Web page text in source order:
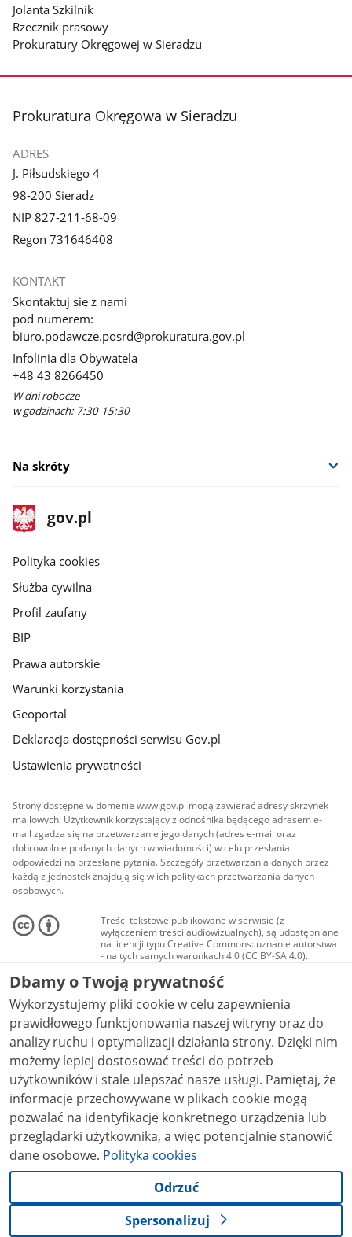
Jolanta Szkilnik
Rzecznik prasowy
Prokuratury Okręgowej w Sieradzu
stopka
Prokuratura Okręgowa w Sieradzu
ADRES
J. Piłsudskiego 4
98-200 Sieradz
NIP 827-211-68-09
Regon 731646408
KONTAKT
Skontaktuj się z nami
pod numerem:
biuro.podawcze.posrd@prokuratura.gov.pl
Infolinia dla Obywatela
+48 43 8266450
W dni robocze
w godzinach: 7:30-15:30
Na skróty
stopka
gov.pl
Strona
gov.pl
gov.pl
Polityka cookies
Służba cywilna
Profil zaufany
BIP
Prawa autorskie
Warunki korzystania
Geoportal
Deklaracja dostępności serwisu Gov.pl
Ustawienia prywatności
Strony dostępne w domenie www.gov.pl mogą zawierać adresy skrzynek
mailowych. Użytkownik korzystający z odnośnika będącego adresem e-
mail zgadza się na przetwarzanie jego danych (adres e-mail oraz
dobrowolnie podanych danych w wiadomości) w celu przesłania
odpowiedzi na przesłane pytania. Szczegóły przetwarzania danych przez
każdą z jednostek znajdują się w ich politykach przetwarzania danych
osobowych.
Treści tekstowe publikowane w serwisie (z
wyłączeniem treści audiowizualnych), są udostępniane
na licencji typu Creative Commons: uznanie autorstwa
- na tych samych warunkach 4.0 (CC BY-SA 4.0).
Materiały audiowizualne, w tym zdjęcia, materiały
audio i wideo, są udostępniane na licencji typu
Creative Commons: uznanie autorstwa użycie
niekomercyjne - bez utworów zależnych 4.0 (CC BY-
NC-ND 4.0), o ile nie jest to stwierdzone inaczej.
Dbamy o Twoją prywatność
Wykorzystujemy pliki cookie w celu zapewnienia
prawidłowego funkcjonowania naszej witryny oraz do
analizy ruchu i optymalizacji działania strony. Dzięki nim
możemy lepiej dostosować treści do potrzeb
użytkowników i stale ulepszać nasze usługi. Pamiętaj, że
informacje przechowywane w plikach cookie mogą
pozwalać na identyfikację konkretnego urządzenia lub
przeglądarki użytkownika, a więc potencjalnie stanowić
dane osobowe. Polityka cookies
Odrzuć
Spersonalizuj